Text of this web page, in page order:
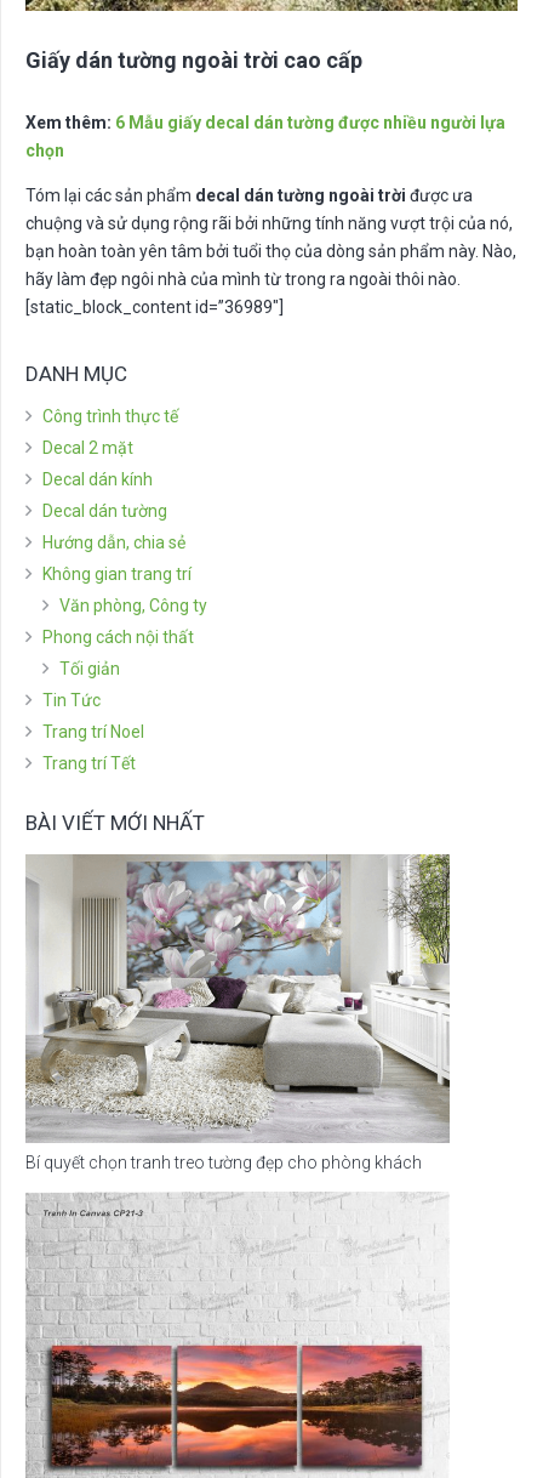
Giấy dán tường ngoài trời cao cấp
Xem thêm: 6 Mẫu giấy decal dán tường được nhiều người lựa
chọn
Tóm lại các sản phẩm decal dán tường ngoài trời được ưa
chuộng và sử dụng rộng rãi bởi những tính năng vượt trội của nó,
bạn hoàn toàn yên tâm bởi tuổi thọ của dòng sản phẩm này. Nào,
hãy làm đẹp ngôi nhà của mình từ trong ra ngoài thôi nào.
[static_block_content id=”36989″]
DANH MỤC
Công trình thực tế
Decal 2 mặt
Decal dán kính
Decal dán tường
Hướng dẫn, chia sẻ
Không gian trang trí
Văn phòng, Công ty
Phong cách nội thất
Tối giản
Tin Tức
Trang trí Noel
Trang trí Tết
BÀI VIẾT MỚI NHẤT
Bí quyết chọn tranh treo tường đẹp cho phòng khách